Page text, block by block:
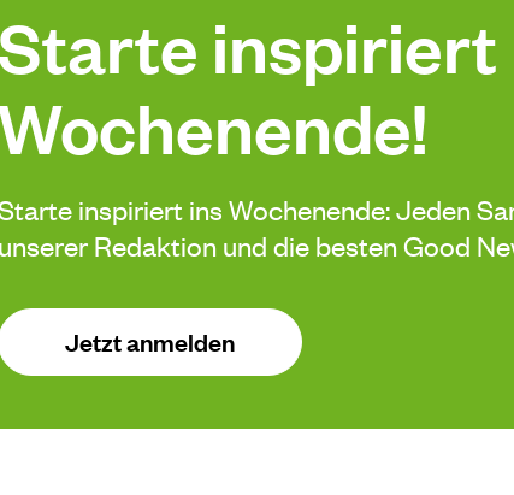
Starte inspiriert
inspiriert ins Wochenende: Jeden
unserer Redaktion und die besten Good
Jetzt anmelden